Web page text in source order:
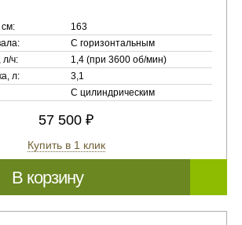
163
С горизонтальным
л/ч:
1,4 (при 3600 об/мин)
л:
3,1
С цилиндрическим
57 500 ₽
Купить в 1 клик
В корзину